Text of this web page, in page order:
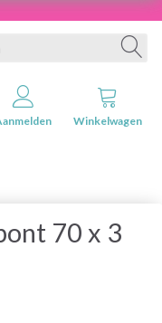
Winkelwagen
70 x 3